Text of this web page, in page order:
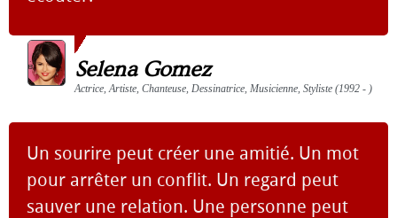
Selena Gomez
Actrice, Artiste, Chanteuse, Dessinatrice, Musicienne, Styliste (1992 - )
Un sourire peut créer une amitié. Un mot
pour arrêter un conflit. Un regard peut
sauver une relation. Une personne peut